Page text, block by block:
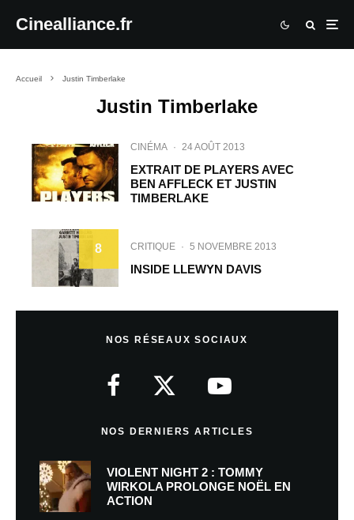
Cinealliance.fr
Accueil Justin Timberlake
Justin Timberlake
CINÉMA · 24 AOÛT 2013
EXTRAIT DE PLAYERS AVEC
BEN AFFLECK ET JUSTIN
TIMBERLAKE
8 CRITIQUE · 5 NOVEMBRE 2013
INSIDE LLEWYN DAVIS
NOS RÉSEAUX SOCIAUX
NOS DERNIERS ARTICLES
VIOLENT NIGHT 2 : TOMMY
WIRKOLA PROLONGE NOËL EN
ACTION